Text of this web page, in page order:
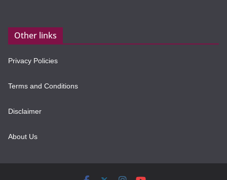
Other links
Privacy Policies
Terms and Conditions
Disclaimer
About Us